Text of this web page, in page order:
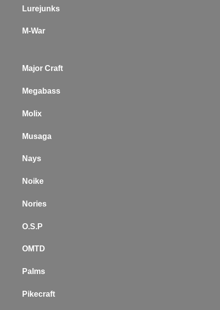
Lurejunks
M-War
Major Craft
Megabass
Molix
Musaga
Nays
Noike
Nories
O.S.P
OMTD
Palms
Pikecraft